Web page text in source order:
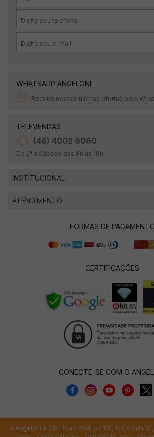
WHATSAPP ANGELONI
Receba nossas últimas ofertas pelo
TELEVENDAS
(48) 4002 6060
De 2ª a Sábado das 8h às 18h.
INSTITUCIONAL
ATENDIMENTO
FORMAS DE
CERTIFICAÇÕES
CONECTE-SE COM O
A.Angeloni & Cia Ltda - Rod. BR 101, 156,5 Sala